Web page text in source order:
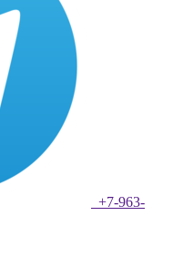
+7-963-